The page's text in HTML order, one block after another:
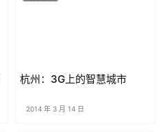
杭州：3G上的智慧城市
2014 年 3 月 14 日